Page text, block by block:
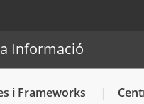
Cercador
Informació
i Frameworks